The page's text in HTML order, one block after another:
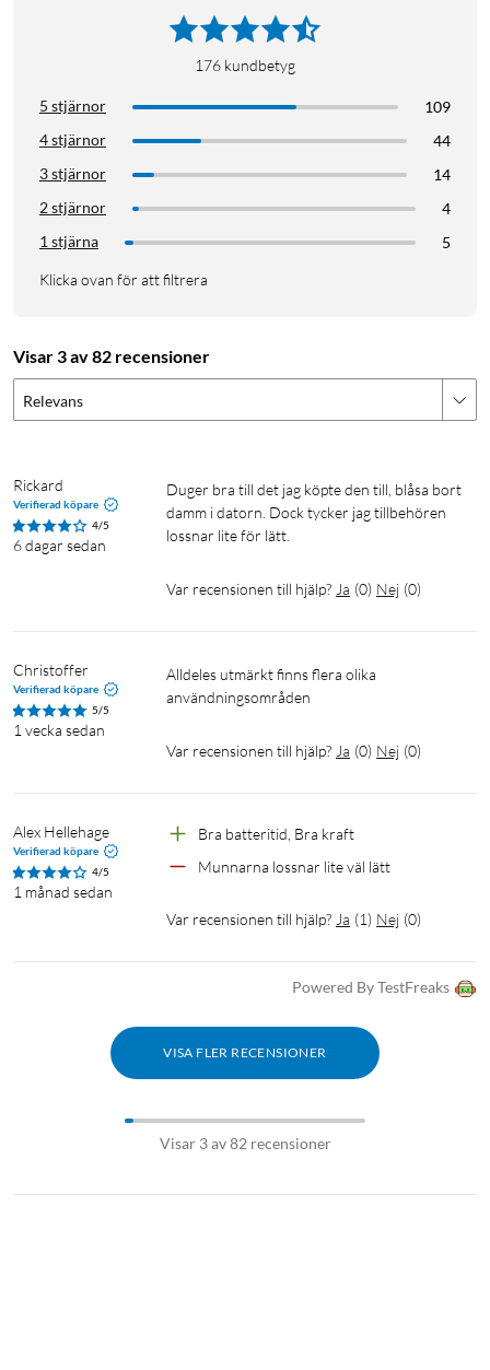
176 kundbetyg
5 stjärnor
109
4 stjärnor
44
3 stjärnor
14
2 stjärnor
4
1 stjärna
5
Klicka ovan för att filtrera
Visar 3 av 82 recensioner
Relevans
Rickard
Verifierad köpare
4/5
6 dagar sedan
Duger bra till det jag köpte den till, blåsa bort
damm i datorn. Dock tycker jag tillbehören
lossnar lite för lätt.
Var recensionen till hjälp? Ja (0) Nej (0)
Christoffer
Verifierad köpare
5/5
1 vecka sedan
alldeles utmärkt finns flera olika
användningsområden
Var recensionen till hjälp? Ja (0) Nej (0)
Alex Hellehage
Verifierad köpare
4/5
1 månad sedan
Bra batteritid, Bra kraft
Munnarna lossnar lite väl lätt
Var recensionen till hjälp? Ja (1) Nej (0)
Powered By TestFreaks
VISA FLER RECENSIONER
Visar 3 av 82 recensioner